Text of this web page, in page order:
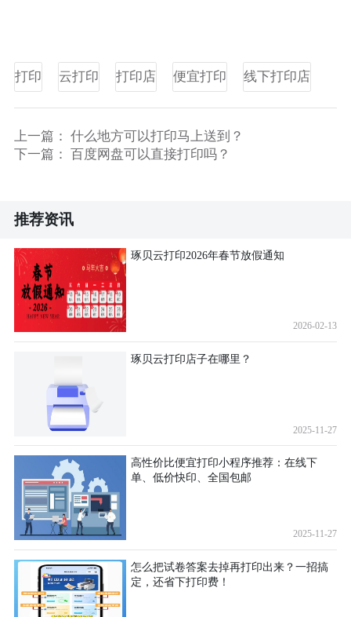
打印 云打印 打印店 便宜打印 线下打印店
上一篇： 什么地方可以打印马上送到？
下一篇： 百度网盘可以直接打印吗？
推荐资讯
琢贝云打印2026年春节放假通知
2026-02-13
琢贝云打印店子在哪里？
2025-11-27
高性价比便宜打印小程序推荐：在线下
单、低价快印、全国包邮
2025-11-27
怎么把试卷答案去掉再打印出来？一招搞
定，还省下打印费！